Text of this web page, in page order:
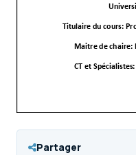
Partager